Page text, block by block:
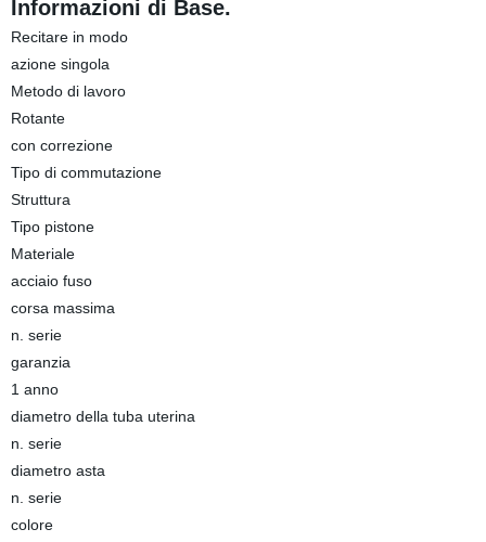
Informazioni di Base.
Recitare in modo
azione singola
Metodo di lavoro
Rotante
con correzione
Tipo di commutazione
Struttura
Tipo pistone
Materiale
acciaio fuso
corsa massima
n. serie
garanzia
1 anno
diametro della tuba uterina
n. serie
diametro asta
n. serie
colore